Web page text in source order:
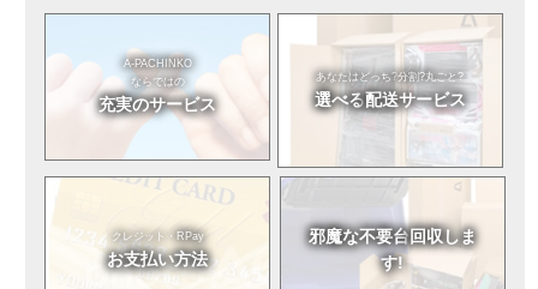
A-PACHINKO
ならではの
充実のサービス
あなたはどっち?分割?丸ごと?
選べる配送サービス
クレジット・RPay
お支払い方法
邪魔な不要台回収しま
す!